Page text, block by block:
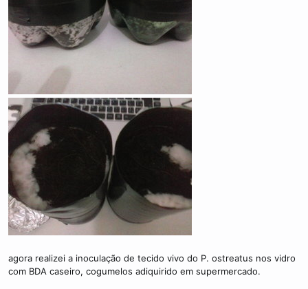
agora realizei a inoculação de tecido vivo do P. ostreatus nos vidro
com BDA caseiro, cogumelos adiquirido em supermercado.